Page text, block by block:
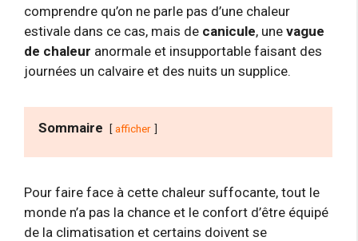
comprendre qu’on ne parle pas d’une chaleur
estivale dans ce cas, mais de canicule, une vague
de chaleur anormale et insupportable faisant des
journées un calvaire et des nuits un supplice.
Sommaire afficher
Pour faire face à cette chaleur suffocante, tout le
monde n’a pas la chance et le confort d’être équipé
de la climatisation et certains doivent se